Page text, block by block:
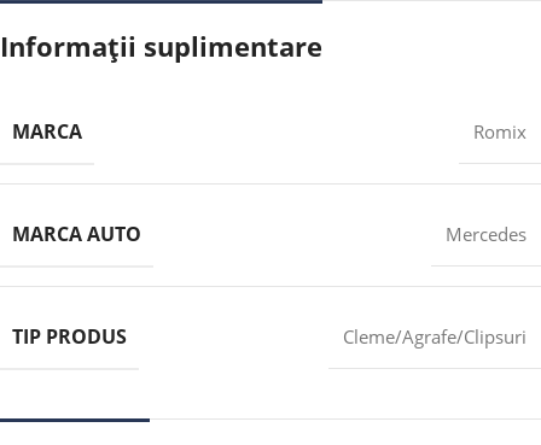
Informații suplimentare
MARCA Romix
MARCA AUTO Mercedes
TIP PRODUS Cleme/Agrafe/Clipsuri